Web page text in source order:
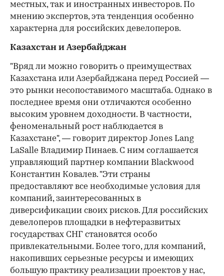
местных, так и иностранных инвесторов. По
мнению экспертов, эта тенденция особенно
характерна для российских девелоперов.
Казахстан и Азербайджан
"Вряд ли можно говорить о преимуществах
Казахстана или Азербайджана перед Россией —
это рынки несопоставимого масштаба. Однако в
последнее время они отличаются особенно
высоким уровнем доходности. В частности,
феноменальный рост наблюдается в
Казахстане", — говорит директор Jones Lang
LaSalle Владимир Пинаев. С ним соглашается
управляющий партнер компании Blackwood
Константин Ковалев. "Эти страны
предоставляют все необходимые условия для
компаний, заинтересованных в
диверсификации своих рисков. Для российских
девелоперов площадки в нефтеразвитых
государствах СНГ становятся особо
привлекательными. Более того, для компаний,
накопивших серьезные ресурсы и имеющих
большую практику реализации проектов у нас,